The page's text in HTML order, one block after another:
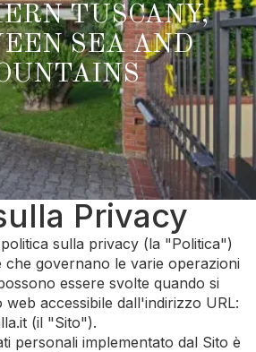
TUSCANY,
SEA AND
Privacy
sulla privacy (la "Politica")
che governano le varie operazioni
essere svolte quando si
accessibile dall'indirizzo URL:
(il "Sito").
personali implementato dal Sito è